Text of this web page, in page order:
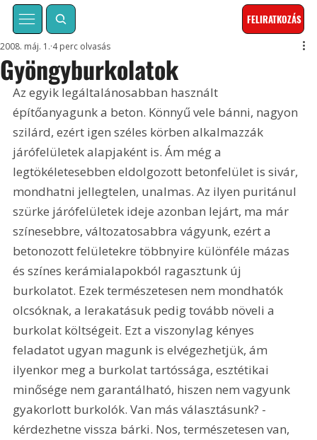
FELIRATKOZÁS
Gyöngyburkolatok
2008. máj. 1. 4 perc olvasás
Az egyik legáltalánosabban használt
építőanyagunk a beton. Könnyű vele bánni, nagyon
szilárd, ezért igen széles körben alkalmazzák
járófelületek alapjaként is. Ám még a
legtökéletesebben eldolgozott betonfelület is sivár,
mondhatni jellegtelen, unalmas. Az ilyen puritánul
szürke járófelületek ideje azonban lejárt, ma már
színesebbre, változatosabbra vágyunk, ezért a
betonozott felületekre többnyire különféle mázas
és színes kerámialapokból ragasztunk új
burkolatot. Ezek természetesen nem mondhatók
olcsóknak, a lerakatásuk pedig tovább növeli a
burkolat költségeit. Ezt a viszonylag kényes
feladatot ugyan magunk is elvégezhetjük, ám
ilyenkor meg a burkolat tartóssága, esztétikai
minősége nem garantálható, hiszen nem vagyunk
gyakorlott burkolók. Van más választásunk? -
kérdezhetne vissza bárki. Nos, természetesen van,